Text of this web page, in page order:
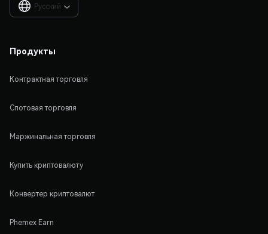
Русский 
Продукты
Контрактная торговля
Спотовая торговля
Маржинальная торговля
Купить криптовалюту
Конвертер криптовалют
Phemex Earn